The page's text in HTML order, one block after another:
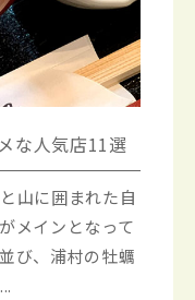
な人気店11選
山に囲まれた自
メインとなって
び、浦村の牡蠣